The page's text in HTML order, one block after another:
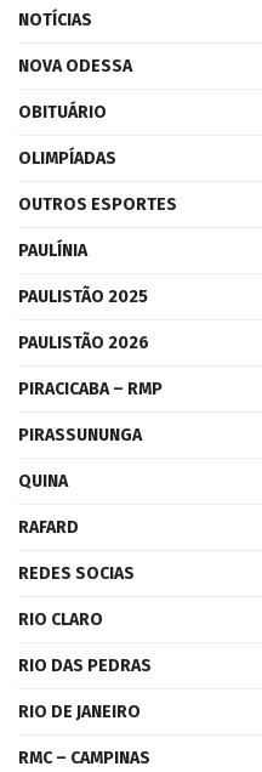
NOTÍCIAS
NOVA ODESSA
OBITUÁRIO
OLIMPÍADAS
OUTROS ESPORTES
PAULÍNIA
PAULISTÃO 2025
PAULISTÃO 2026
PIRACICABA – RMP
PIRASSUNUNGA
QUINA
RAFARD
REDES SOCIAS
RIO CLARO
RIO DAS PEDRAS
RIO DE JANEIRO
RMC – CAMPINAS